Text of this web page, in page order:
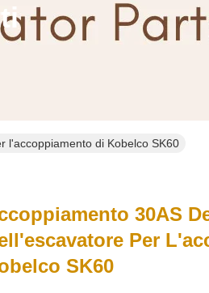
l'accoppiamento di Kobelco SK60
30AS
Per
SK60